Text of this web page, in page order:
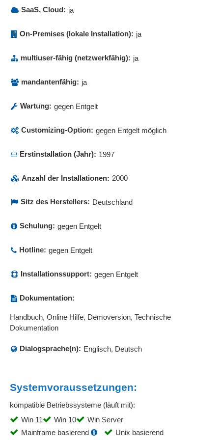
Person zu veröffentlichen. Diese wird vom System über den
veröffentlichen lassen.
SaaS, Cloud: ja
On-Premises (lokale Installation): ja
multiuser-fähig (netzwerkfähig): ja
mandantenfähig: ja
Wartung: gegen Entgelt
Customizing-Option: gegen Entgelt möglich
Erstinstallation (Jahr): 1997
Anzahl der Installationen: 2000
Sitz des Herstellers: Deutschland
Schulung: gegen Entgelt
Hotline: gegen Entgelt
Installationssupport: gegen Entgelt
Dokumentation:
Handbuch, Online Hilfe, Demoversion, Technische
Dokumentation
Dialogsprache(n): Englisch, Deutsch
Systemvoraussetzungen:
kompatible Betriebssysteme (läuft mit):
Win 11
Win 10
Win Server
Mainframe basierend
Unix basierend